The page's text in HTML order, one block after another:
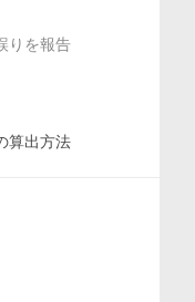
りを報告
算出方法